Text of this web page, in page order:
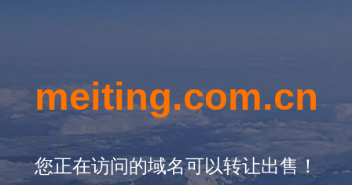
meiting.com.cn
您正在访问的域名可以转让出售！